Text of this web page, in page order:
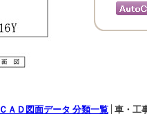
ＣＡＤ図面データ 分類一覧 車・工